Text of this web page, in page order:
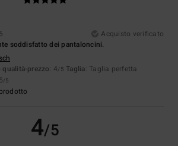
Acquisto verificato
soddisfatto dei pantaloncini.
qualità-prezzo: 4/5 Taglia: Taglia perfetta
/5
4/5